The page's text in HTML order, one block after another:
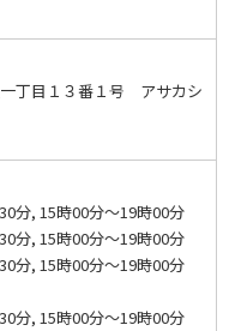
丁目１３番１号 アサカシ
分, 15時00分～19時00分
分, 15時00分～19時00分
分, 15時00分～19時00分
分, 15時00分～19時00分